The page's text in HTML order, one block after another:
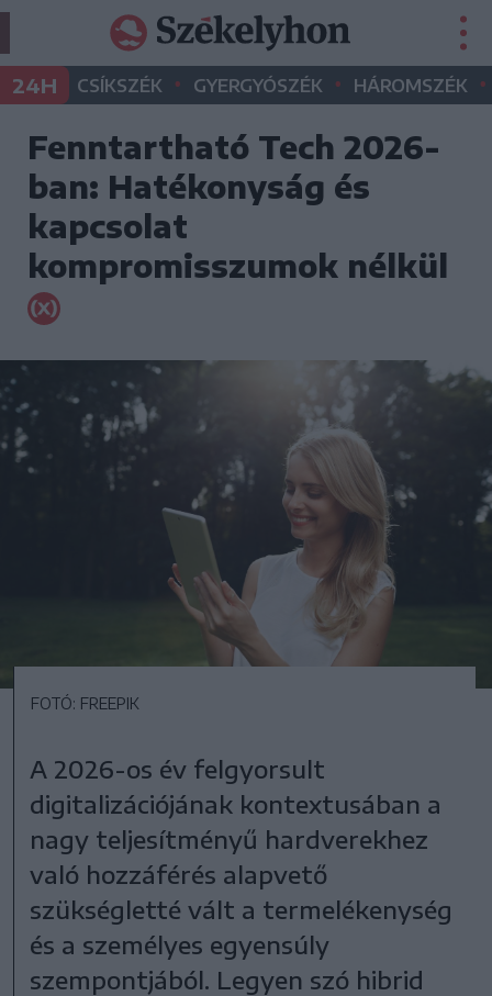
24H CSÍKSZÉK • GYERGYÓSZÉK • HÁROMSZÉK •
Fenntartható Tech 2026-
ban: Hatékonyság és
kapcsolat
kompromisszumok nélkül
FOTÓ: FREEPIK
A 2026-os év felgyorsult
digitalizációjának kontextusában a
nagy teljesítményű hardverekhez
való hozzáférés alapvető
szükségletté vált a termelékenység
és a személyes egyensúly
szempontjából. Legyen szó hibrid